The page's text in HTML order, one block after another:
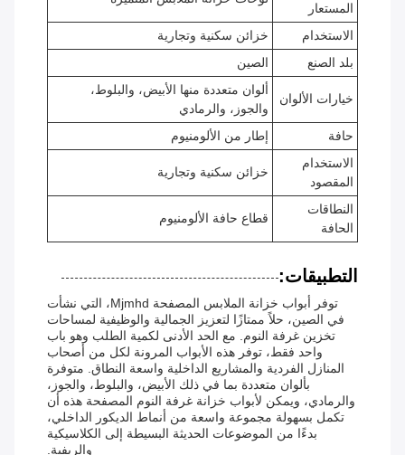
المستعار
الاستخدام
خزائن سكنية وتجارية
بلد الصنع
الصين
خيارات الألوان
ألوان متعددة منها الأبيض، والبلوط،
والجوز، والرمادي
حافة
إطار من الألومنيوم
الاستخدام
المقصود
خزائن سكنية وتجارية
النطاقات
الحافة
قطاع حافة الألومنيوم
التطبيقات:
توفر أبواب خزانة الملابس المصفحة Mjmhd، التي نشأت
في الصين، حلاً ممتازًا لتعزيز الجمالية والوظيفية لمساحات
تخزين غرفة النوم. مع الحد الأدنى لكمية الطلب وهو باب
واحد فقط، توفر هذه الأبواب المرونة لكل من أصحاب
المنازل الفردية والمشاريع الداخلية واسعة النطاق. متوفرة
بألوان متعددة بما في ذلك الأبيض، والبلوط، والجوز،
والرمادي، ويمكن لأبواب خزانة غرفة النوم المصفحة هذه أن
تكمل بسهولة مجموعة واسعة من أنماط الديكور الداخلي،
بدءًا من الموضوعات الحديثة البسيطة إلى الكلاسيكية
والريفية.